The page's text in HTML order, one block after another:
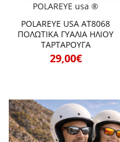
POLAREYE usa ®
POLAREYE USA ΑΤ8068
ΠΟΛΩΤΙΚΑ ΓΥΑΛΙΑ ΗΛΙΟΥ
ΤΑΡΤΑΡΟΥΓΑ
29,00€